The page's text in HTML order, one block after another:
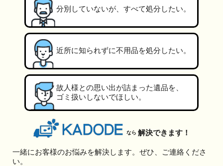
分別していないが、すべて処分したい。
近所に知られずに不用品を処分したい。
故人様との思い出が詰まった遺品を、
ゴミ扱いしないでほしい。
なら 解決できます！
一緒にお客様のお悩みを解決します。ぜひ、ご連絡くださ
い。